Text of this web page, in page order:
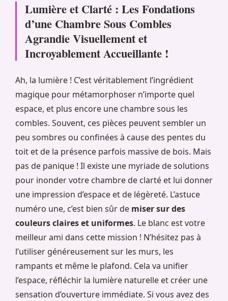
Lumière et Clarté : Les Fondations
d’une Chambre Sous Combles
Agrandie Visuellement et
Incroyablement Accueillante !
Ah, la lumière ! C’est véritablement l’ingrédient
magique pour métamorphoser n’importe quel
espace, et plus encore une chambre sous les
combles. Souvent, ces pièces peuvent sembler un
peu sombres ou confinées à cause des pentes du
toit et de la présence parfois massive de bois. Mais
pas de panique ! Il existe une myriade de solutions
pour inonder votre chambre de clarté et lui donner
une impression d’espace et de légèreté. L’astuce
numéro une, c’est bien sûr de miser sur des
couleurs claires et uniformes. Le blanc est votre
meilleur ami dans cette mission ! N’hésitez pas à
l’utiliser généreusement sur les murs, les
rampants et même le plafond. Cela va unifier
l’espace, réfléchir la lumière naturelle et créer une
sensation d’ouverture immédiate. Si vous avez des